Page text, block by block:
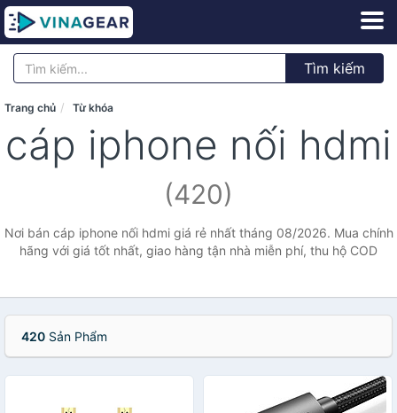
Tìm kiếm
Trang chủ Từ khóa
cáp iphone nối hdmi
(420)
Nơi bán cáp iphone nối hdmi giá rẻ nhất tháng 08/2026. Mua chính
hãng với giá tốt nhất, giao hàng tận nhà miễn phí, thu hộ COD
420 Sản Phẩm